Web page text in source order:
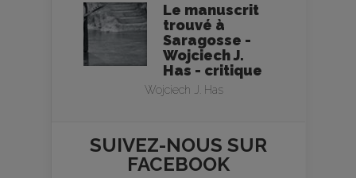
Le manuscrit
trouvé à
Saragosse -
Wojciech J.
Has - critique
Wojciech J. Has
SUIVEZ-NOUS SUR
FACEBOOK